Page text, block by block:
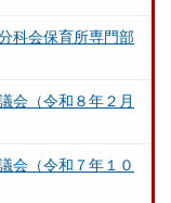
科会保育所専門部
会（令和８年２月
会（令和７年１０